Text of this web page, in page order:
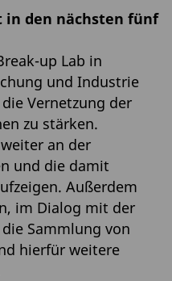
in den nächsten fünf
up Lab in
und Industrie
Vernetzung der
zu stärken.
an der
und die damit
Außerdem
im Dialog mit der
Sammlung von
hierfür weitere